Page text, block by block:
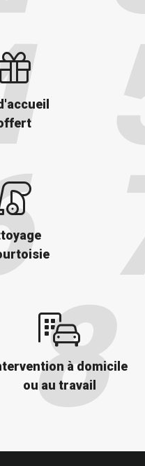
à domicile
ou au travail